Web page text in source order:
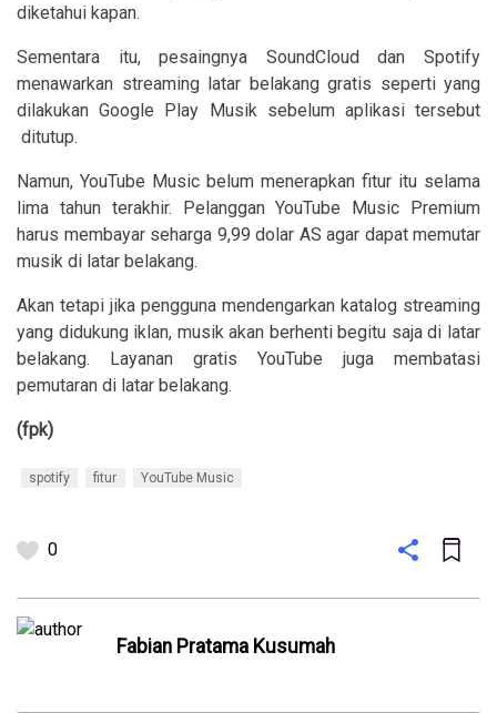
diketahui kapan.
Sementara itu, pesaingnya SoundCloud dan Spotify
menawarkan streaming latar belakang gratis seperti yang
dilakukan Google Play Musik sebelum aplikasi tersebut
ditutup.
Namun, YouTube Music belum menerapkan fitur itu selama
lima tahun terakhir. Pelanggan YouTube Music Premium
harus membayar seharga 9,99 dolar AS agar dapat memutar
musik di latar belakang.
Akan tetapi jika pengguna mendengarkan katalog streaming
yang didukung iklan, musik akan berhenti begitu saja di latar
belakang. Layanan gratis YouTube juga membatasi
pemutaran di latar belakang.
(fpk)
spotify fitur YouTube Music
0
Fabian Pratama Kusumah